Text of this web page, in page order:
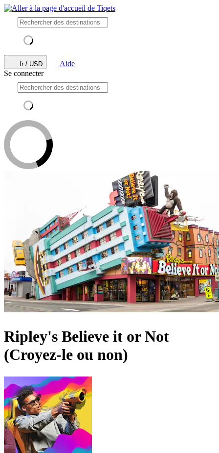
fr / USD
Aide
Se connecter
Ripley's Believe it or Not
(Croyez-le ou non)